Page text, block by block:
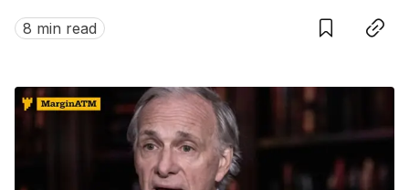
bàn tay vô hình đang chi phối kinh tế toàn cầu.
8 min read